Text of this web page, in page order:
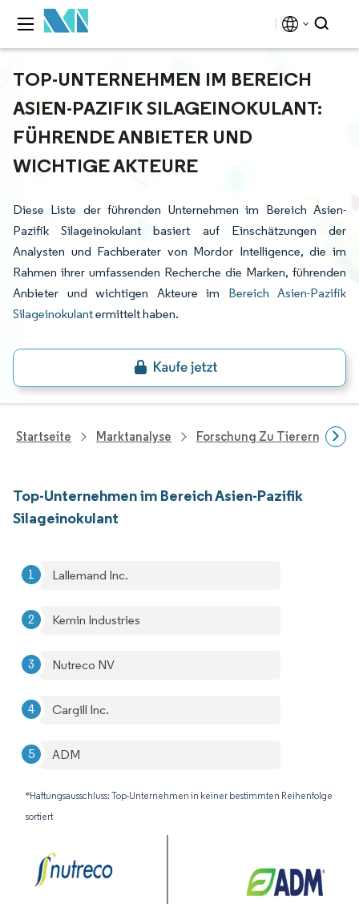
TOP-UNTERNEHMEN IM BEREICH
ASIEN-PAZIFIK SILAGEINOKULANT:
FÜHRENDE ANBIETER UND
WICHTIGE AKTEURE
Diese Liste der führenden Unternehmen im Bereich Asien-
Pazifik Silageinokulant basiert auf Einschätzungen der
Analysten und Fachberater von Mordor Intelligence, die im
Rahmen ihrer umfassenden Recherche die Marken, führenden
Anbieter und wichtigen Akteure im Bereich Asien-Pazifik
Silageinokulantermittelt haben.
Startseite Marktanalyse Forschung Zu
Top-Unternehmen im Bereich Asien-Pazifik
Silageinokulant
Lallemand Inc.
Kemin Industries
Nutreco NV
Cargill Inc.
ADM
*Haftungsausschluss: Top-Unternehmen in keiner bestimmten Reihenfolge
sortiert